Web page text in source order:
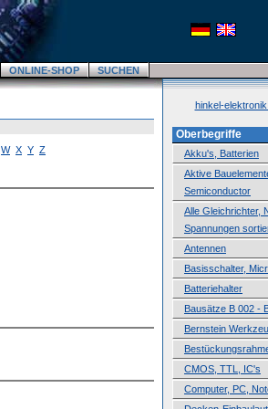
ONLINE-SHOP SUCHEN
W X Y Z
hinkel-
Oberbegriffe
Akku's, Batterien
Aktive
Semiconductor
Alle Gleichrichter,
Spannungen
Antennen
Basisschalter,
Batteriehalter
Bausätze B 002 -
Bernstein
CMOS, TTL, IC's
Computer, PC,